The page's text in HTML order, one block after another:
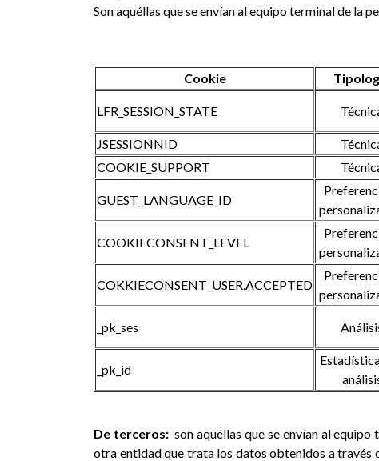
Son aquéllas que se envían al equipo terminal de la
Cookie
LFR_SESSION_STATE
JSESSIONNID
COOKIE_SUPPORT
GUEST_LANGUAGE_ID
COOKIECONSENT_LEVEL
COKKIECONSENT_USER.ACCEPTED
_pk_ses
_pk_id
De terceros: son aquéllas que se envían al
otra entidad que trata los datos obtenidos a través